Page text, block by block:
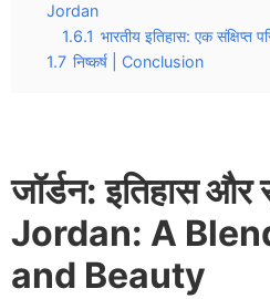
Jordan
1.6.1 भारतीय इतिहास: एक संक्षिप्त
1.7 निष्कर्ष | Conclusion
जॉर्डन: इतिहास और
Jordan: A
and Beauty